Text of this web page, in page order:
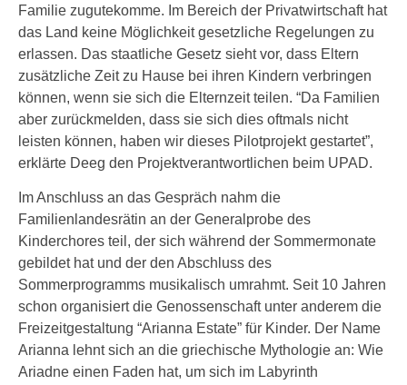
Familie zugutekomme. Im Bereich der Privatwirtschaft hat
das Land keine Möglichkeit gesetzliche Regelungen zu
erlassen. Das staatliche Gesetz sieht vor, dass Eltern
zusätzliche Zeit zu Hause bei ihren Kindern verbringen
können, wenn sie sich die Elternzeit teilen. “Da Familien
aber zurückmelden, dass sie sich dies oftmals nicht
leisten können, haben wir dieses Pilotprojekt gestartet”,
erklärte Deeg den Projektverantwortlichen beim UPAD.
Im Anschluss an das Gespräch nahm die
Familienlandesrätin an der Generalprobe des
Kinderchores teil, der sich während der Sommermonate
gebildet hat und der den Abschluss des
Sommerprogramms musikalisch umrahmt. Seit 10 Jahren
schon organisiert die Genossenschaft unter anderem die
Freizeitgestaltung “Arianna Estate” für Kinder. Der Name
Arianna lehnt sich an die griechische Mythologie an: Wie
Ariadne einen Faden hat, um sich im Labyrinth